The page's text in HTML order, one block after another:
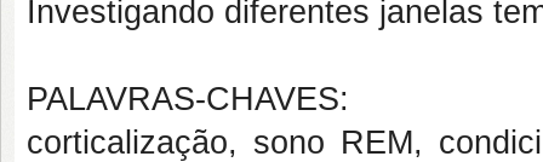
Investigando diferentes janelas
PALAVRAS-CHAVES:
corticalização, sono REM,